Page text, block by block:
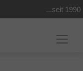
...seit 1990